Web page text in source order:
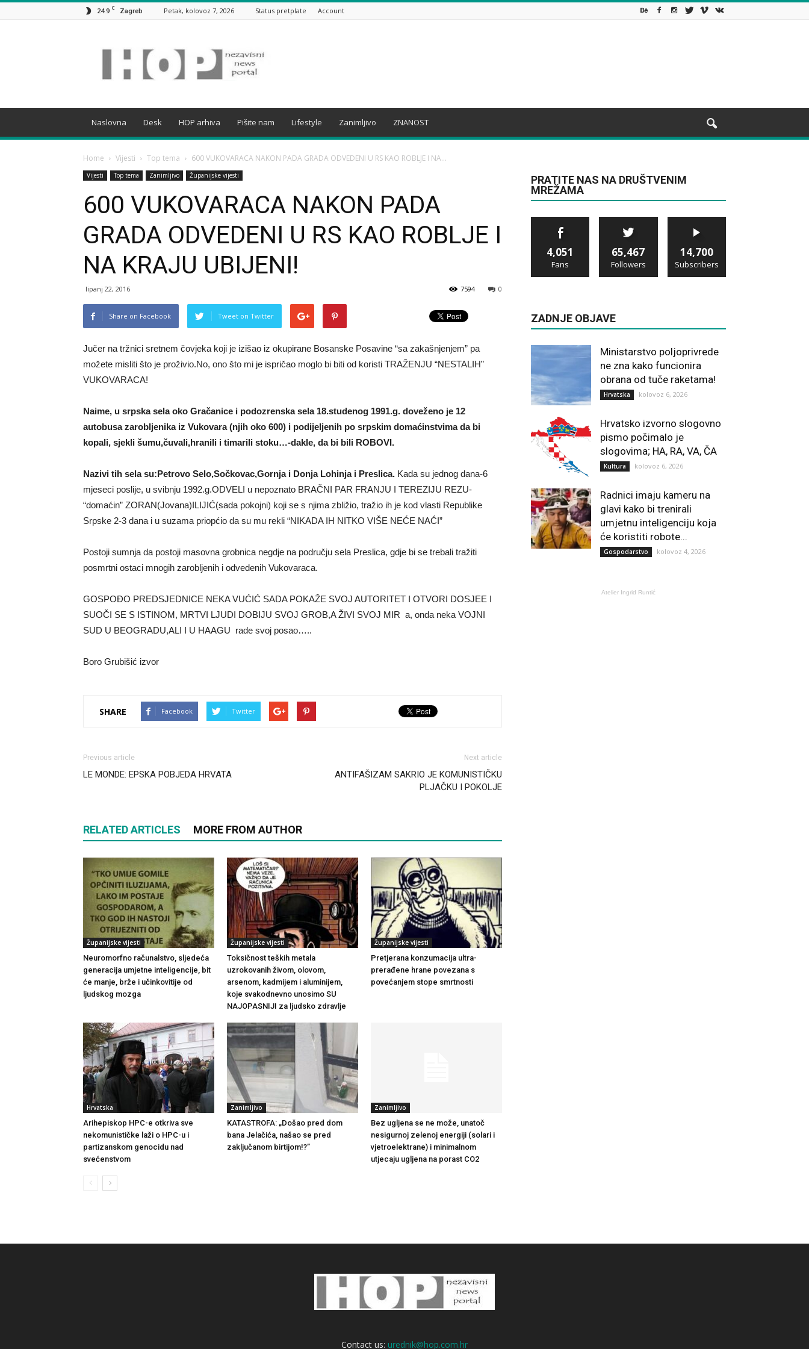
24.9 C Zagreb Petak, kolovoz 7, 2026 Status pretplate Account
Naslovna Desk HOP arhiva Pišite nam Lifestyle Zanimljivo ZNANOST
Home Vijesti Top tema 600 VUKOVARACA NAKON PADA GRADA ODVEDENI U RS KAO ROBLJE I NA...
Vijesti Top tema Zanimljivo Županijske vijesti
600 VUKOVARACA NAKON PADA
GRADA ODVEDENI U RS KAO ROBLJE I
NA KRAJU UBIJENI!
lipanj 22, 2016 0
7594
Share on Facebook Tweet on Twitter
Jučer na tržnici sretnem čovjeka koji je izišao iz okupirane Bosanske Posavine “sa zakašnjenjem” pa
možete misliti što je proživio.No, ono što mi je ispričao moglo bi biti od koristi TRAŽENJU “NESTALIH”
VUKOVARACA!
Naime, u srpska sela oko Gračanice i podozrenska sela 18.studenog 1991.g. doveženo je 12
autobusa zarobljenika iz Vukovara (njih oko 600) i podijeljenih po srpskim domaćinstvima da bi
kopali, sjekli šumu,čuvali,hranili i timarili stoku…-dakle, da bi bili ROBOVI.
Nazivi tih sela su:Petrovo Selo,Sočkovac,Gornja i Donja Lohinja i Preslica. Kada su jednog dana-6
mjeseci poslije, u svibnju 1992.g.ODVELI u nepoznato BRAČNI PAR FRANJU I TEREZIJU REZU-
“domaćin” ZORAN(Jovana)ILIJIĆ(sada pokojni) koji se s njima zbližio, tražio ih je kod vlasti Republike
Srpske 2-3 dana i u suzama priopćio da su mu rekli “NIKADA IH NITKO VIŠE NEĆE NAĆI”
Postoji sumnja da postoji masovna grobnica negdje na području sela Preslica, gdje bi se trebali tražiti
posmrtni ostaci mnogih zarobljenih i odvedenih Vukovaraca.
GOSPOĐO PREDSJEDNICE NEKA VUĆIĆ SADA POKAŽE SVOJ AUTORITET I OTVORI DOSJEE I
SUOČI SE S ISTINOM, MRTVI LJUDI DOBIJU SVOJ GROB,A ŽIVI SVOJ MIR a, onda neka VOJNI
SUD U BEOGRADU,ALI I U HAAGU rade svoj posao…..
Boro Grubišić izvor
SHARE Facebook Twitter
Previous article
LE MONDE: EPSKA POBJEDA HRVATA
Next article
ANTIFAŠIZAM SAKRIO JE KOMUNISTIČKU
PLJAČKU I POKOLJE
RELATED ARTICLES MORE FROM AUTHOR
Županijske vijesti
Neuromorfno računalstvo, sljedeća
generacija umjetne inteligencije, bit
će manje, brže i učinkovitije od
ljudskog mozga
Županijske vijesti
Toksičnost teških metala
uzrokovanih živom, olovom,
arsenom, kadmijem i aluminijem,
koje svakodnevno unosimo SU
NAJOPASNIJI za ljudsko zdravlje
Županijske vijesti
Pretjerana konzumacija ultra-
prerađene hrane povezana s
povećanjem stope smrtnosti
Hrvatska
Arihepiskop HPC-e otkriva sve
nekomunističke laži o HPC-u i
partizanskom genocidu nad
svećenstvom
Zanimljivo
KATASTROFA: „Došao pred dom
bana Jelačića, našao se pred
zaključanom birtijom!?”
Zanimljivo
Bez ugljena se ne može, unatoč
nesigurnoj zelenoj energiji (solari i
vjetroelektrane) i minimalnom
utjecaju ugljena na porast CO2
PRATITE NAS NA DRUŠTVENIM
MREŽAMA
4,051
Fans
65,467
Followers
14,700
Subscribers
ZADNJE OBJAVE
Ministarstvo poljoprivrede
ne zna kako funcionira
obrana od tuče raketama!
Hrvatska kolovoz 6, 2026
Hrvatsko izvorno slogovno
pismo počimalo je
slogovima; HA, RA, VA, ČA
Kultura kolovoz 6, 2026
Radnici imaju kameru na
glavi kako bi trenirali
umjetnu inteligenciju koja
će koristiti robote...
Gospodarstvo kolovoz 4, 2026
Atelier Ingrid Runtić
Contact us: urednik@hop.com.hr